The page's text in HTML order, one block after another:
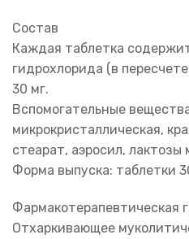
Состав
Каждая таблетка
гидрохлорида (в
30 мг.
Вспомогательные
микрокристаллическая,
стеарат, аэросил, лактозы
Форма выпуска: таблетки
Фармакотерапевтическая
Отхаркивающее